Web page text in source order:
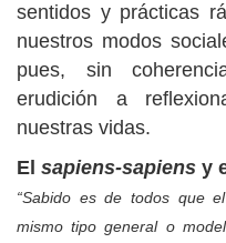
sentidos y prácticas
nuestros modos
pues, sin
erudición a
nuestras vidas.
El sapiens-sapiens y
“Sabido es de todos que
mismo tipo general o